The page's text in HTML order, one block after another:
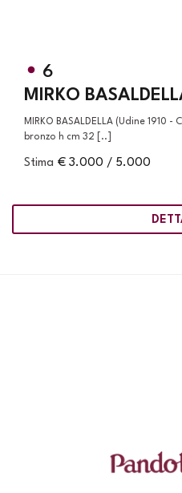
6
MIRKO
MIRKO BASALDELLA (Udine 1910 - Cambridge 1969) Maschera 1956
bronzo h cm 32 [..]
Stima € 3.000 / 5.000